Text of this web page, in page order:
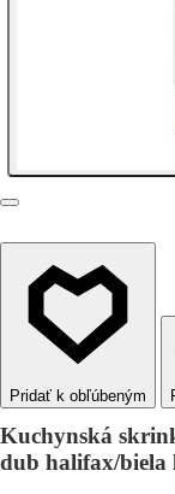
Kuchynská
dub halifax/biela